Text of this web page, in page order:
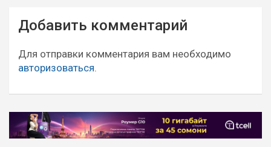
Навигация
по
записям
Добавить комментарий
Для отправки комментария вам необходимо
авторизоваться.